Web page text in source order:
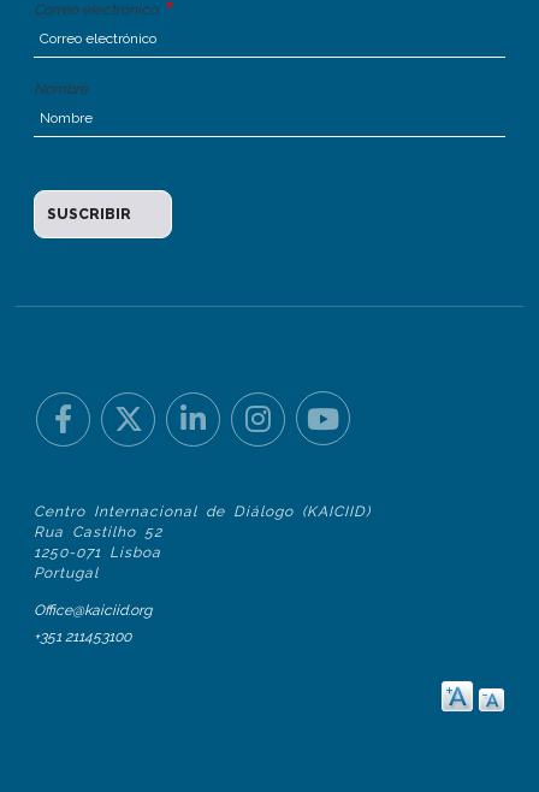
Correo electrónico
Nombre
Centro Internacional de Diálogo (KAICIID)
Rua Castilho 52
1250-071 Lisboa
Portugal
Office@kaiciid.org
+351 211453100